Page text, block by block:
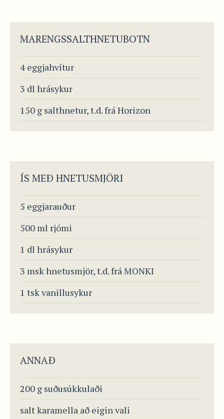
MARENGSSALTHNETUBOTN
4 eggjahvítur
3 dl hrásykur
150 g salthnetur, t.d. frá Horizon
ÍS MEÐ HNETUSMJÖRI
5 eggjarauður
500 ml rjómi
1 dl hrásykur
3 msk hnetusmjör, t.d. frá MONKI
1 tsk vanillusykur
ANNAÐ
200 g suðusúkkulaði
salt karamella að eigin vali